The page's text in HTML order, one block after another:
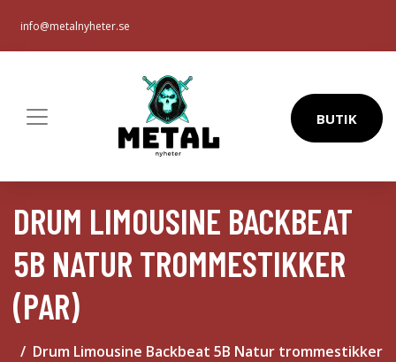
info@metalnyheter.se
BUTIK
DRUM LIMOUSINE BACKBEAT
5B NATUR TROMMESTIKKER
(PAR)
Drum Limousine Backbeat 5B Natur trommestikker